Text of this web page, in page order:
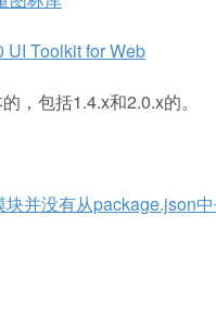
UI Toolkit for Web
，包括1.4.x和2.0.x的。
块并没有从package.json